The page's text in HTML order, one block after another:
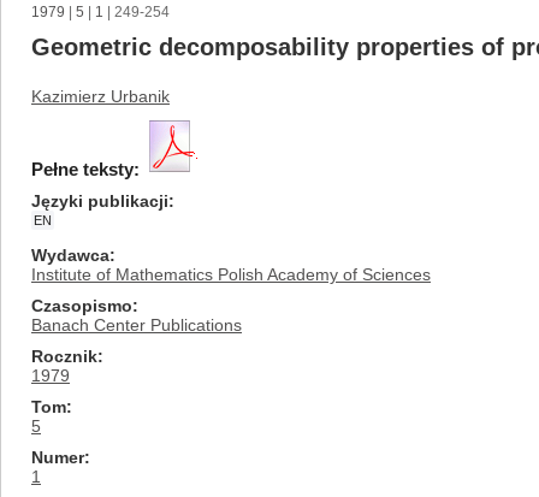
1979 5 1 | 249-254
Geometric decomposability properties of
Kazimierz Urbanik
Pełne teksty:
Języki publikacji
EN
Wydawca
Institute of Mathematics Polish Academy of Sciences
Czasopismo
Banach Center Publications
Rocznik
1979
Tom
5
Numer
1